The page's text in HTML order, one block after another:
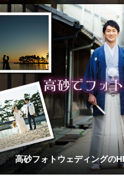
高砂フォトウェディングの